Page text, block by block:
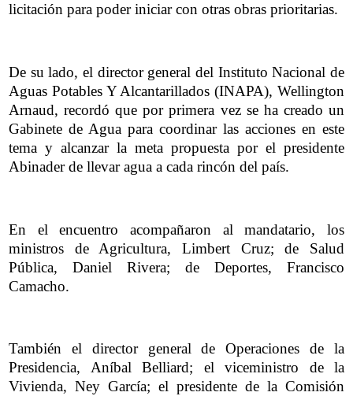
licitación para poder iniciar con otras obras prioritarias.
De su lado, el director general del Instituto Nacional de
Aguas Potables Y Alcantarillados (INAPA), Wellington
Arnaud, recordó que por primera vez se ha creado un
Gabinete de Agua para coordinar las acciones en este
tema y alcanzar la meta propuesta por el presidente
Abinader de llevar agua a cada rincón del país.
En el encuentro acompañaron al mandatario, los
ministros de Agricultura, Limbert Cruz; de Salud
Pública, Daniel Rivera; de Deportes, Francisco
Camacho.
También el director general de Operaciones de la
Presidencia, Aníbal Belliard; el viceministro de la
Vivienda, Ney García; el presidente de la Comisión